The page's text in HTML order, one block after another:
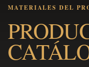
MATERIALES DEL